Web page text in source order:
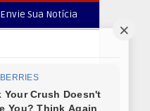
Envie Sua Notícia